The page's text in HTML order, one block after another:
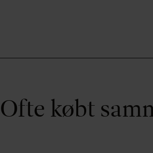
Ofte købt